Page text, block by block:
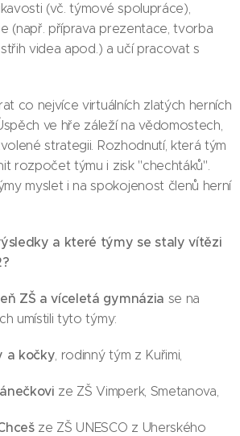
(vč. týmové spolupráce),
(např. příprava prezentace, tvorba
videa apod.) a učí pracovat s
co nejvíce virtuálních zlatých herních
ve hře záleží na vědomostech,
strategii. Rozhodnutí, která tým
rozpočet týmu i zisk "chechtáků".
myslet i na spokojenost členů herní
a které týmy se staly vítězi
ZŠ a víceletá gymnázia se na
umístili tyto týmy:
a kočky, rodinný tým z Kuřimi,
ze ZŠ Vimperk, Smetanova,
ze ZŠ UNESCO z Uherského